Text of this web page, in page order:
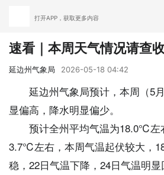
打开APP，获取更多内容
首页
推荐 经济
短视频 红石榴 延
人大 融媒直播
速看｜本周天气情况请查
延边州气象局 2026-05-18 04:42
延边州气象局预计，本周（5
显偏高，降水明显偏少。
预计全州平均气温为18.0℃左
3.7℃左右，本周气温起伏较大，
稳，22日气温下降，24日气温明